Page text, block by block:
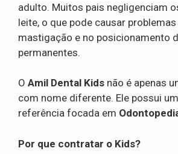
adulto. Muitos pais negligenciam
leite, o que pode causar
mastigação e no posicionamento
permanentes.
O Amil Dental Kids não é apenas
com nome diferente. Ele possui
referência focada em
Por que contratar o Kids?